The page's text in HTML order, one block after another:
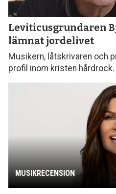
Leviticusgrundaren
lämnat jordelivet
Musikern, låtskrivaren och
profil inom kristen hårdrock.
MUSIKRECENSION